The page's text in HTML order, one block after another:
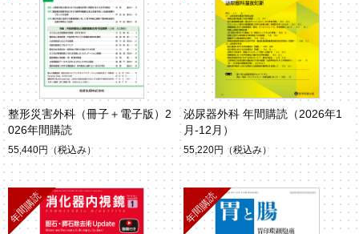
整形災害外科（冊子＋電子版）2
026年間購読
55,440円 （税込み）
泌尿器外科 年間購読（2026年1
月-12月）
55,220円 （税込み）